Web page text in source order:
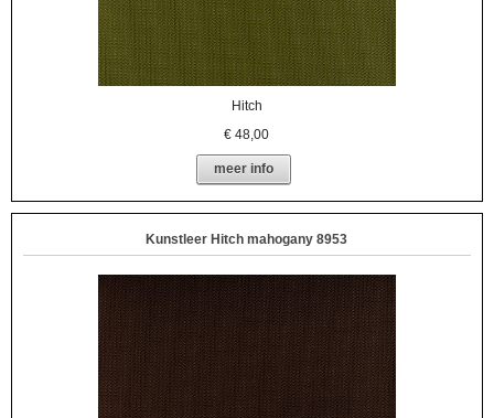
Hitch
€48,00
meer info
Kunstleer Hitch mahogany 8953